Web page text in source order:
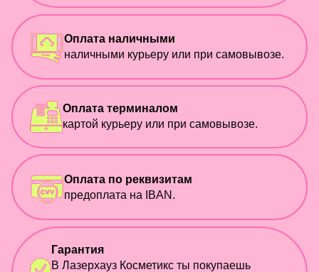
Оплата наличными
наличными курьеру или при самовывозе.
Оплата терминалом
картой курьеру или при самовывозе.
Оплата по реквизитам
предоплата на IBAN.
Гарантия
В Лазерхауз Косметикс ты покупаешь